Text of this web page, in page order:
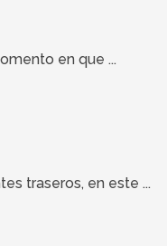
en que ...
traseros, en este ...